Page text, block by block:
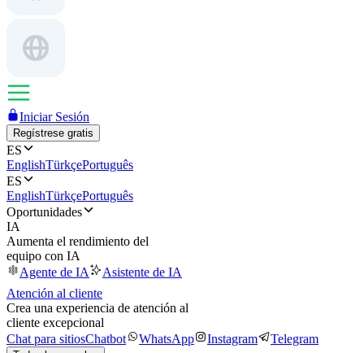
Iniciar Sesión
Regístrese gratis
ES
EnglishTürkçePortuguês
ES
EnglishTürkçePortuguês
Oportunidades
IA
Aumenta el rendimiento del
equipo con IA
Agente de IA
Asistente de IA
Atención al cliente
Crea una experiencia de atención al
cliente excepcional
Chat para sitiosChatbot WhatsApp Instagram Telegram